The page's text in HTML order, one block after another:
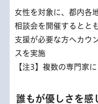
女性を対象に、都内各
相談会を開催するとと
支援が必要な方へカウ
スを実施
【注3】複数の専門家
誰もが優しさを